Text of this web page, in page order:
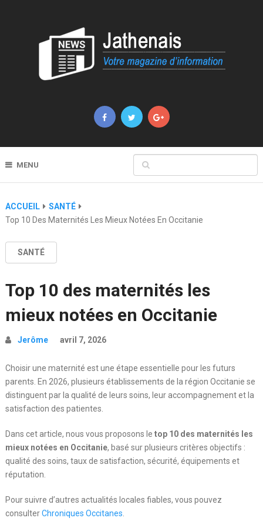
MENU
ACCUEIL
SANTÉ
Top 10 Des Maternités Les Mieux Notées En Occitanie
SANTÉ
Top 10 des maternités les
mieux notées en Occitanie
Jerôme avril 7, 2026
Choisir une maternité est une étape essentielle pour les futurs
parents. En 2026, plusieurs établissements de la région Occitanie se
distinguent par la qualité de leurs soins, leur accompagnement et la
satisfaction des patientes.
Dans cet article, nous vous proposons le top 10 des maternités les
mieux notées en Occitanie, basé sur plusieurs critères objectifs :
qualité des soins, taux de satisfaction, sécurité, équipements et
réputation.
Pour suivre d’autres actualités locales fiables, vous pouvez
consulterChroniques Occitanes